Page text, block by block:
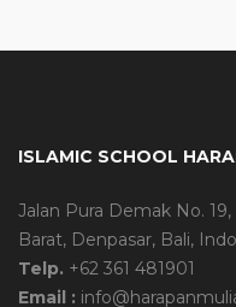
ISLAMIC SCHOOL
Jalan Pura Demak No.
Barat, Denpasar, Bali,
Telp. +62 361 481901
Email :